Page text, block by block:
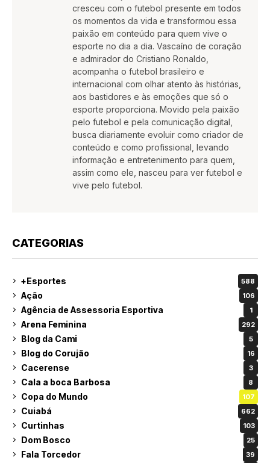
cresceu com o futebol presente em todos
os momentos da vida e transformou essa
paixão em conteúdo para quem vive o
esporte no dia a dia. Vascaíno de coração
e admirador do Cristiano Ronaldo,
acompanha o futebol brasileiro e
internacional com olhar atento às histórias,
aos bastidores e às emoções que só o
esporte proporciona. Movido pela paixão
pelo futebol e pela comunicação digital,
busca diariamente evoluir como criador de
conteúdo e como profissional, levando
informação e entretenimento para quem,
assim como ele, nasceu para ver futebol e
vive pelo futebol.
CATEGORIAS
+Esportes 588
Ação 106
Agência de Assessoria Esportiva 1
Arena Feminina 292
Blog da Cami 5
Blog do Corujão 16
Cacerense 3
Cala a boca Barbosa 8
Copa do Mundo 107
Cuiabá 662
Curtinhas 103
Dom Bosco 25
Fala Torcedor 39